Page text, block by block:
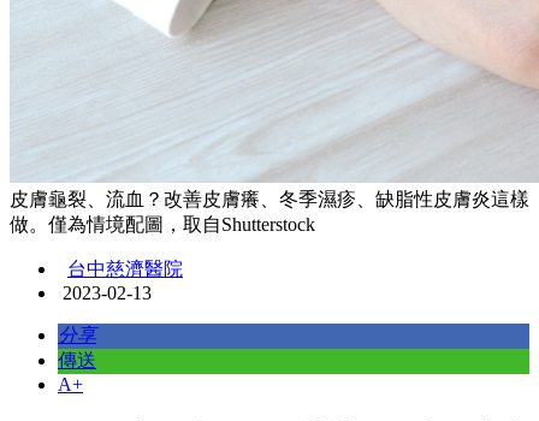
皮膚龜裂、流血？改善皮膚癢、冬季濕疹、缺脂性皮膚炎這樣
做。僅為情境配圖，取自Shutterstock
台中慈濟醫院
2023-02-13
分享
傳送
A+